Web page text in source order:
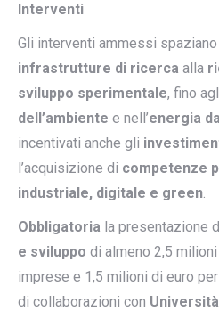
Interventi
Gli interventi ammessi
infrastrutture di ricerca alla
sviluppo sperimentale, fino
dell’ambiente e nell’energia
incentivati anche gli
l’acquisizione di competenze
industriale, digitale e green.
Obbligatoria la presentazione
e sviluppo di almeno 2,5
imprese e 1,5 milioni di euro
di collaborazioni con